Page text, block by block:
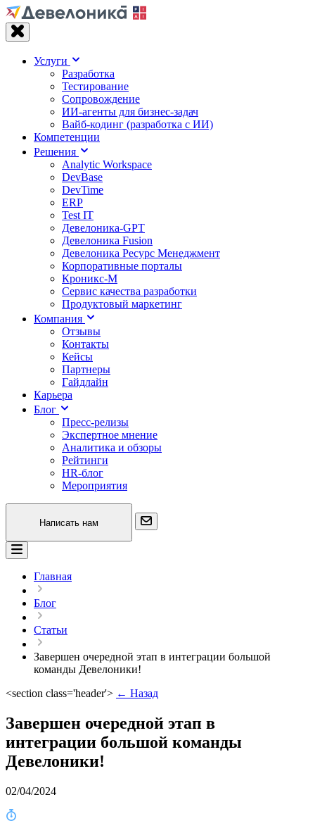
Услуги
Разработка
Тестирование
Сопровождение
ИИ-агенты для бизнес-задач
Вайб‑кодинг (разработка с ИИ)
Компетенции
Решения
Analytic Workspace
DevBase
DevTime
ERP
Test IT
Девелоника-GPT
Девелоника Fusion
Девелоника Ресурс Менеджмент
Корпоративные порталы
Кроникс-М
Сервис качества разработки
Продуктовый маркетинг
Компания
Отзывы
Контакты
Кейсы
Партнеры
Гайдлайн
Карьера
Блог
Пресс-релизы
Экспертное мнение
Аналитика и обзоры
Рейтинги
HR-блог
Мероприятия
Написать нам
Главная
Блог
Статьи
Завершен очередной этап в интеграции большой
команды Девелоники!
<section class='header'> ← Назад
Завершен очередной этап в
интеграции большой команды
Девелоники!
02/04/2024